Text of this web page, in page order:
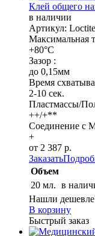
Клей общего
в наличии
Артикул:
Максимальная
+80°C
Зазор :
до 0,15мм
Время
2-10 сек.
Пластмассы/
++/+**
Соединение с
+
от 2 387 р.
Заказать
Объем
20 мл. в
Нашли
В корзину
Быстрый заказ